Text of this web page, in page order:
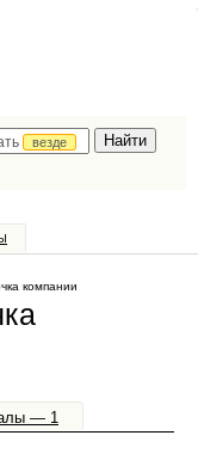
везде
компании
— 1